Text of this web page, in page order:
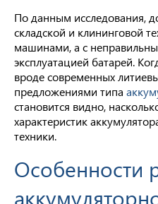
По данным исследования,
складской и клининговой
машинами, а с
эксплуатацией батарей.
вроде современных
предложениями типа
становится видно,
характеристик
техники.
Особенности